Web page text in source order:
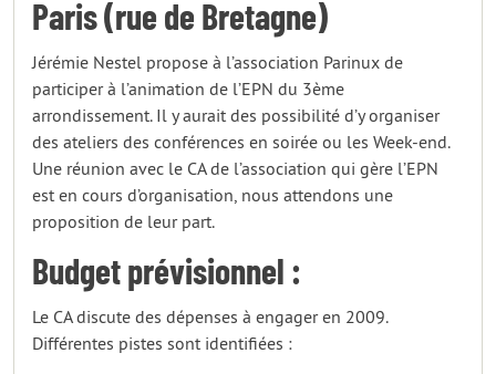
Paris (rue de Bretagne)
Jérémie Nestel propose à l’association Parinux de
participer à l’animation de l’EPN du 3ème
arrondissement. Il y aurait des possibilité d’y organiser
des ateliers des conférences en soirée ou les Week-end.
Une réunion avec le CA de l’association qui gère l’EPN
est en cours d’organisation, nous attendons une
proposition de leur part.
Budget prévisionnel :
Le CA discute des dépenses à engager en 2009.
Différentes pistes sont identifiées :